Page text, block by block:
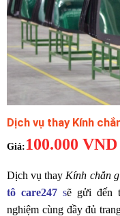
Dịch vụ thay Kính
100.000 VND
Dịch vụ thay Kính chắn
tô care247 sẽ gửi đến
nghiệm cùng đầy đủ